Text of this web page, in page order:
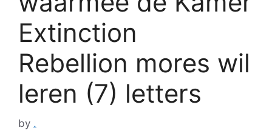
Extinction
Rebellion mores wil
leren (7) letters
by .